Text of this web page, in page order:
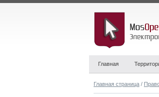
Главная
Главная страница /